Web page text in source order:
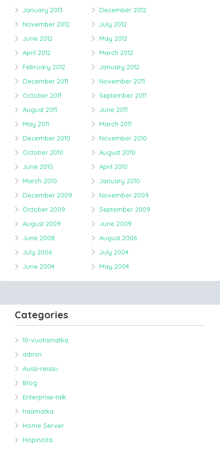
January 2013
December 2012
November 2012
July 2012
June 2012
May 2012
April 2012
March 2012
February 2012
January 2012
December 2011
November 2011
October 2011
September 2011
August 2011
June 2011
May 2011
March 2011
December 2010
November 2010
October 2010
August 2010
June 2010
April 2010
March 2010
January 2010
December 2009
November 2009
October 2009
September 2009
August 2009
June 2009
June 2008
August 2006
July 2006
July 2004
June 2004
May 2004
Categories
10-vuotismatka
admin
Aussi-reissu
Blog
Enterprise-talk
haamatka
Home Server
Höpinöitä